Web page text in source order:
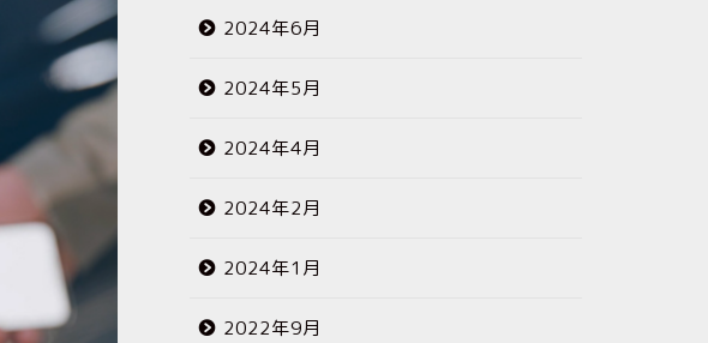
2024年6月
2024年5月
2024年4月
2024年2月
2024年1月
2022年9月